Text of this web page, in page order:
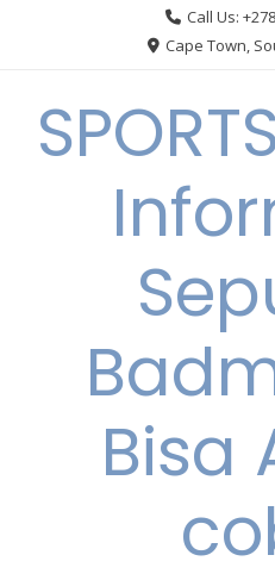
Call Us:
Cape Town,
Bisa